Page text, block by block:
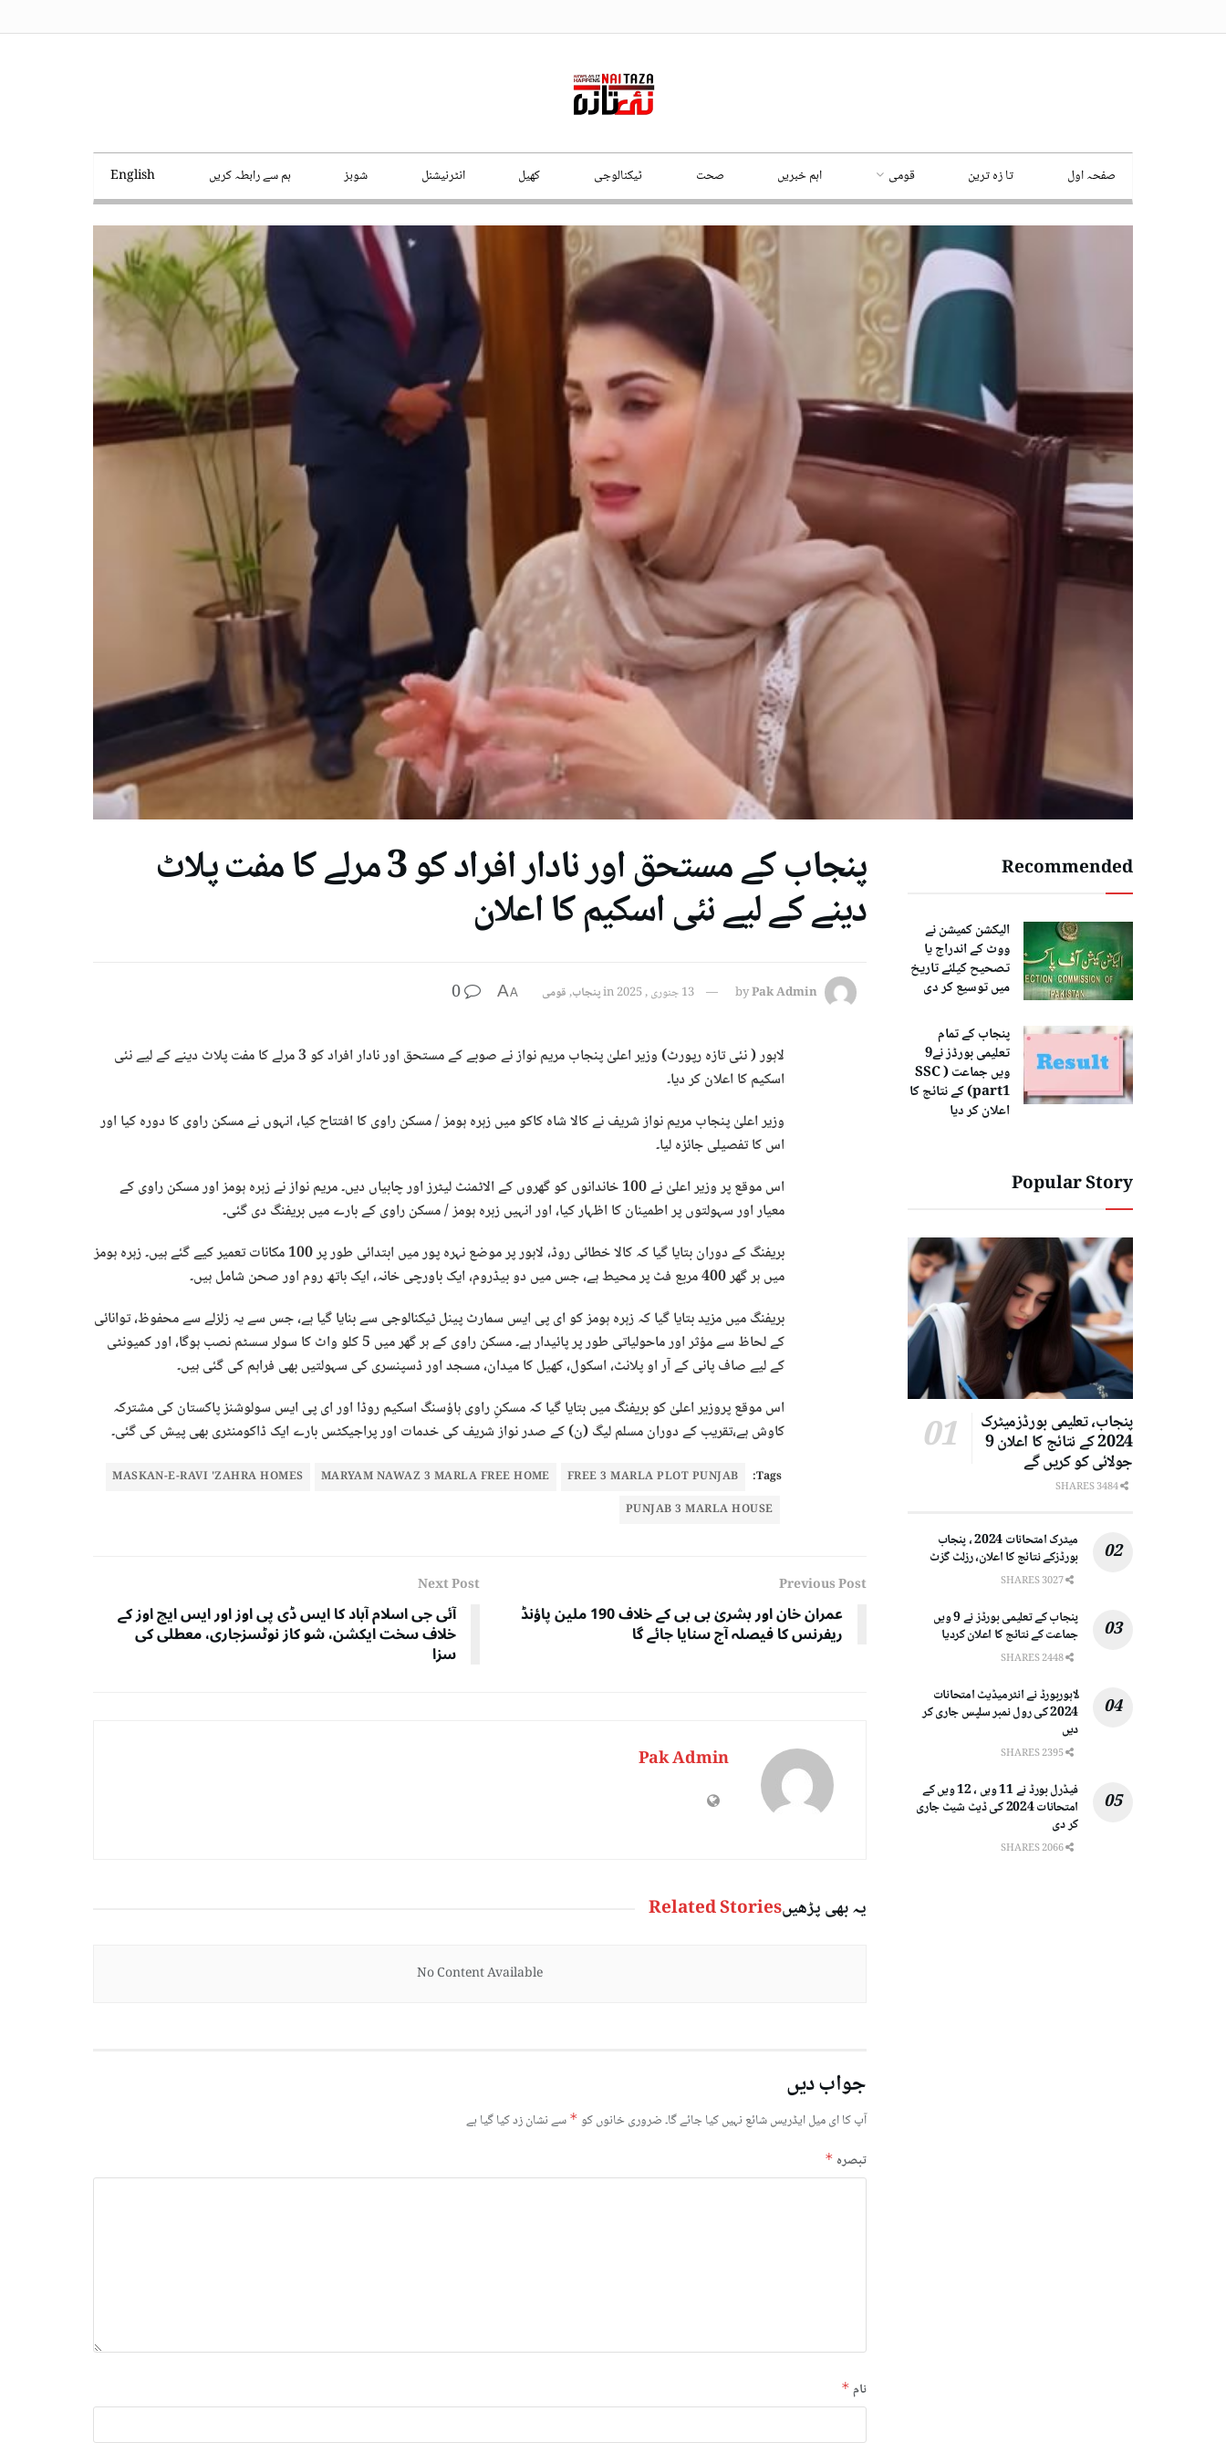
صفحہ اول تا زہ ترین قومی اہم خبریں صحت ٹیکنالوجی کھیل انٹرنیشنل شوبز ہم سے رابطہ کریں English
پنجاب کے مستحق اور نادار افراد کو 3 مرلے کا مفت پلاٹ
دینے کے لیے نئی اسکیم کا اعلان
byPak Admin 13 جنوری , 2025 inپنجاب,قومی A
A
0
لاہور ( نئی تازہ رپورٹ)‌ وزیر اعلیٰ پنجاب مریم نواز نے صوبے کے مستحق اور نادار افراد کو 3 مرلے کا مفت پلاٹ دینے کے لیے نئی
اسکیم کا اعلان کر دیا۔
وزیر اعلیٰ پنجاب مریم نواز شریف نے کالا شاہ کاکو میں زہرہ ہومز / مسکن راوی کا افتتاح کیا، انہوں نے مسکن راوی کا دورہ کیا اور
اس کا تفصیلی جائزہ لیا۔
اس موقع پر وزیر اعلیٰ نے 100 خاندانوں کو گھروں کے الاٹمنٹ لیٹرز اور چابیاں دیں۔ مریم نواز نے زہرہ ہومز اور مسکن راوی کے
معیار اور سہولتوں پر اطمینان کا اظہار کیا، اور انہیں زہرہ ہومز / مسکن راوی کے بارے میں بریفنگ دی گئی۔
بریفنگ کے دوران بتایا گیا کہ کالا خطائی روڈ، لاہور پر موضع نہرہ پور میں ابتدائی طور پر 100 مکانات تعمیر کیے گئے ہیں۔ زہرہ ہومز
میں ہر گھر 400 مربع فٹ پر محیط ہے، جس میں دو بیڈروم، ایک باورچی خانہ، ایک باتھ روم اور صحن شامل ہیں۔
بریفنگ میں مزید بتایا گیا کہ زہرہ ہومز کو ای پی ایس سمارٹ پینل ٹیکنالوجی سے بنایا گیا ہے، جس سے یہ زلزلے سے محفوظ، توانائی
کے لحاظ سے مؤثر اور ماحولیاتی طور پر پائیدار ہے۔ مسکن راوی کے ہر گھر میں 5 کلو واٹ کا سولر سسٹم نصب ہوگا، اور کمیونٹی
کے لیے صاف پانی کے آر او پلانٹ، اسکول، کھیل کا میدان، مسجد اور ڈسپنسری کی سہولتیں بھی فراہم کی گئی ہیں۔
اس موقع پروزیر اعلیٰ کو بریفنگ میں بتایا گیا کہ مسکنِ راوی ہاؤسنگ اسکیم روڈا اور ای پی ایس سولوشنز پاکستان کی مشترکہ
کاوش ہے،تقریب کے دوران مسلم لیگ (ن) کے صدر نواز شریف کی خدمات اور پراجیکٹس بارے ایک ڈاکومنٹری بھی پیش کی گئی۔
Tags:
FREE 3 MARLA PLOT PUNJAB
MARYAM NAWAZ 3 MARLA FREE HOME
MASKAN-E-RAVI 'ZAHRA HOMES
PUNJAB 3 MARLA HOUSE
Previous Post
عمران خان اور بشریٰ بی بی کے خلاف 190 ملین پاؤنڈ
ریفرنس کا فیصلہ آج سنایا جائے گا
Next Post
آئی جی اسلام آباد کا ایس ڈی پی اوز اور ایس ایچ اوز کے
خلاف سخت ایکشن، شو کاز نوٹسزجاری، معطلی کی
سزا
Pak Admin
یہ بھی پڑھیںRelated Stories
No Content Available
جواب دیں
آپ کا ای میل ایڈریس شائع نہیں کیا جائے گا۔ضروری خانوں کو * سے نشان زد کیا گیا ہے
تبصرہ *
نام *
Recommended
الیکشن کمیشن نے
ووٹ کے اندراج یا
تصحیح کیلئے تاریخ
میں توسیع کر دی
پنجاب کے تمام
تعلیمی بورڈز نے9
ویں جماعت ( SSC
part1) کے نتائج کا
اعلان کر دیا
Popular Story
پنجاب، تعلیمی بورڈزمیٹرک
2024 کے نتائج کا اعلان 9
جولائی کو کریں گے
میٹرک امتحانات 2024 ، پنجاب
بورڈزکے نتائج کا اعلان، رزلٹ گزٹ
پنجاب کے تعلیمی بورڈز نے 9 ویں
جماعت کے نتائج کا اعلان کردیا
لاہوربورڈ نے انٹرمیڈیٹ امتحانات
2024 کی رول نمبر سلپس جاری کر
دیں
فیڈرل بورڈ نے 11 ویں ، 12 ویں کے
امتحانات 2024 کی ڈیٹ شیٹ جاری
کر دی